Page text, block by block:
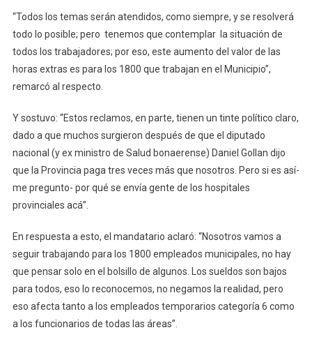
“Todos los temas serán atendidos, como siempre, y se resolverá
todo lo posible; pero tenemos que contemplar la situación de
todos los trabajadores; por eso, este aumento del valor de las
horas extras es para los 1800 que trabajan en el Municipio”,
remarcó al respecto.
Y sostuvo: “Estos reclamos, en parte, tienen un tinte político claro,
dado a que muchos surgieron después de que el diputado
nacional (y ex ministro de Salud bonaerense) Daniel Gollan dijo
que la Provincia paga tres veces más que nosotros. Pero si es así-
me pregunto- por qué se envía gente de los hospitales
provinciales acá”.
En respuesta a esto, el mandatario aclaró: “Nosotros vamos a
seguir trabajando para los 1800 empleados municipales, no hay
que pensar solo en el bolsillo de algunos. Los sueldos son bajos
para todos, eso lo reconocemos, no negamos la realidad, pero
eso afecta tanto a los empleados temporarios categoría 6 como
a los funcionarios de todas las áreas”.